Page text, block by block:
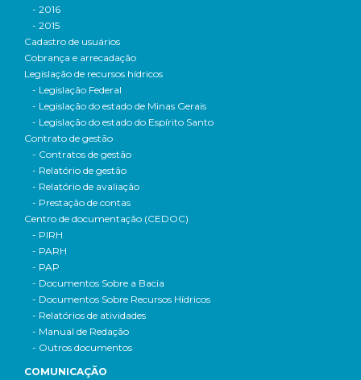
- 2016
- 2015
Cadastro de usuários
Cobrança e arrecadação
Legislação de recursos hídricos
- Legislação Federal
- Legislação do estado de Minas Gerais
- Legislação do estado do Espírito Santo
Contrato de gestão
- Contratos de gestão
- Relatório de gestão
- Relatório de avaliação
- Prestação de contas
Centro de documentação (CEDOC)
- PIRH
- PARH
- PAP
- Documentos Sobre a Bacia
- Documentos Sobre Recursos Hídricos
- Relatórios de atividades
- Manual de Redação
- Outros documentos
COMUNICAÇÃO